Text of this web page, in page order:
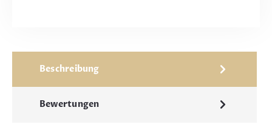
Beschreibung
Bewertungen